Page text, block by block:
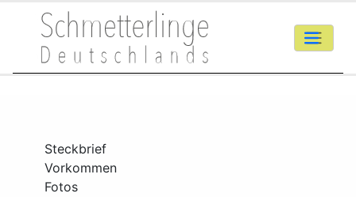
Steckbrief
Vorkommen
Fotos